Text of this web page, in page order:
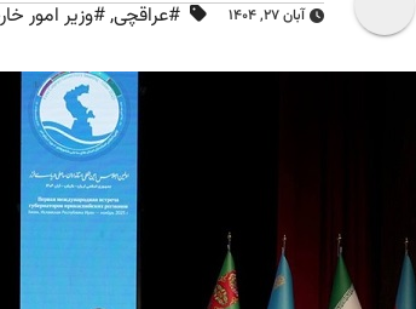
آبان ۲۷, ۱۴۰۴ #عراقچی,#وزیر امور